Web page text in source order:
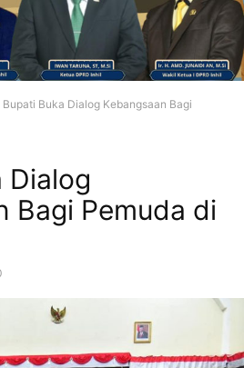
Bupati Buka Dialog Kebangsaan Bagi
Dialog
Bagi Pemuda di